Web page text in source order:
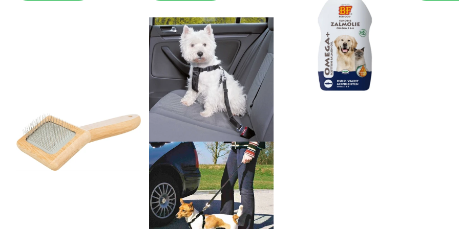
Pudeln är en ras som kräver betydande pälsvård. Eftersom de inte fäller måste pälsen klippas regelbundet, vanligtvis var
krävs daglig borstning för att undvika tovor som kan orsaka obehag i huden. Badning bör ske regelbundet med
lockarna rena och mjuka. Hygienrutiner inkluderar även kontroll av de hängande öronen, där hår ofta växer i hörselgången
bibehålla en god miljö. Regelbunden tandborstning är också extra viktigt för små raser som toy- och dvärgpudeln för att
5. Foder – YourDog Toy & Dvärgpudel
Att välja rätt näring för en liten hund kräver omsorg om detaljerna. YourDog rasanpassat
pelletsstorlek som passar små munnar. Fodret innehåller buffel och fjäderfä som lättsmälta proteinkällor, vilket främjar god
pudlar som föredrar en mjukare konsistens eller behöver extra vätska kan man komplettera med ett smakrikt
kräsna hunden.
Rik på naturliga ingredienser som nässla och tomat för att stödja en frisk hud och glänsande päls.
Innehåller prebiotiska fibrer för att upprätthålla en sund tarmflora och främja matsmältningen.
6. Hälsa och specifika utmaningar